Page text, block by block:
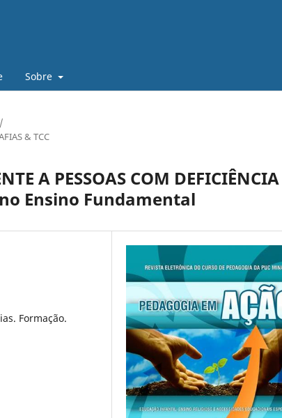
Sobre
/
& TCC
A PESSOAS COM DEFICIÊNCIA
Ensino Fundamental
Formação.